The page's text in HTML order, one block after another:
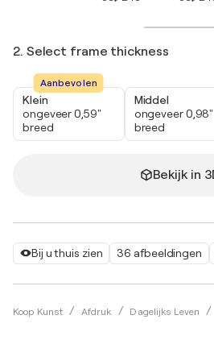
Bij u thuis zien 36 afbeeldingen
Koop Kunst Afdruk Dagelijks Leven
2. Select frame thickness
Aanbevolen
Klein
ongeveer 0,59"
breed
Middel
ongeveer 0,98"
breed
Bekijk in